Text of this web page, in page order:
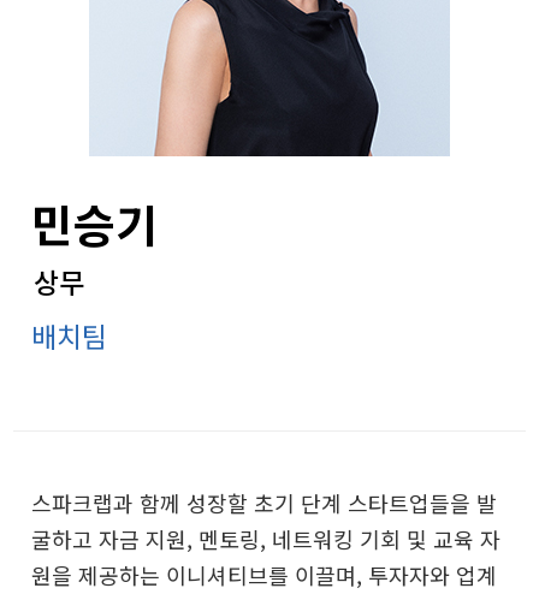
민승기
상무
배치팀
스파크랩과 함께 성장할 초기 단계 스타트업들을 발
굴하고 자금 지원, 멘토링, 네트워킹 기회 및 교육 자
원을 제공하는 이니셔티브를 이끌며, 투자자와 업계